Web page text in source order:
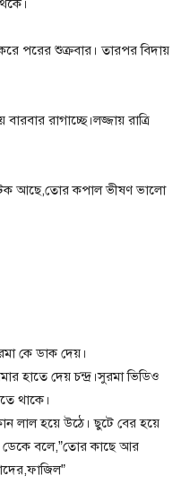
পরের শুক্রবার। তারপর বিদায়
রাগাচ্ছে।লজ্জায় রাত্রি
আছে,তোর কপাল ভীষণ ভালো
কে ডাক দেয়।
হাতে দেয় চন্দ্র।সুরমা ভিডিও
থাকে।
লাল হয়ে উঠে। ছুটে বের হয়ে
ডেকে বলে,”তোর কাছে আর